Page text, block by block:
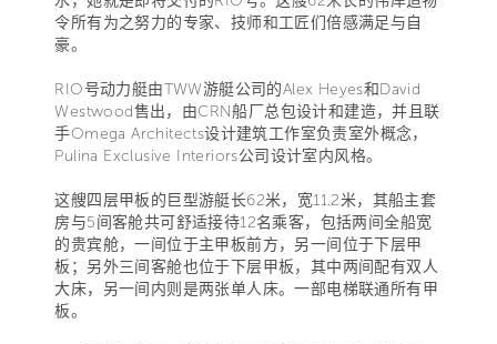
令所有为之努力的专家、技师和工匠们倍感满足与自
豪。
RIO号动力艇由TWW游艇公司的Alex Heyes和David
Westwood售出，由CRN船厂总包设计和建造，并且联
手Omega Architects设计建筑工作室负责室外概念，
Pulina Exclusive Interiors公司设计室内风格。
这艘四层甲板的巨型游艇长62米，宽11.2米，其船主套
房与5间客舱共可舒适接待12名乘客，包括两间全船宽
的贵宾舱，一间位于主甲板前方，另一间位于下层甲
板；另外三间客舱也位于下层甲板，其中两间配有双人
大床，另一间内则是两张单人床。一部电梯联通所有甲
板。